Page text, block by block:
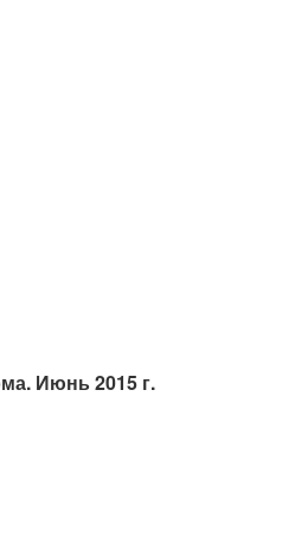
Июнь 2015 г.